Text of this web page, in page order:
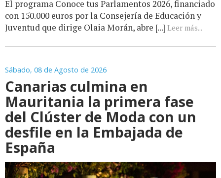
El programa Conoce tus Parlamentos 2026, financiado
con 150.000 euros por la Consejería de Educación y
Juventud que dirige Olaia Morán, abre [...] Leer más...
Sábado, 08 de Agosto de 2026
Canarias culmina en
Mauritania la primera fase
del Clúster de Moda con un
desfile en la Embajada de
España